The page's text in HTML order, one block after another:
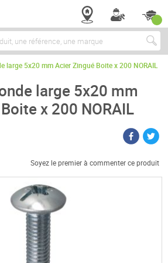
Chercher
large 5x20 mm Acier Zingué Boite x 200 NORAIL
large 5x20 mm
x 200 NORAIL
Soyez le premier à commenter ce produit